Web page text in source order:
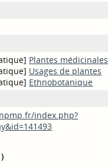
Plantes médicinales
Usages de plantes
Ethnobotanique
index.php?